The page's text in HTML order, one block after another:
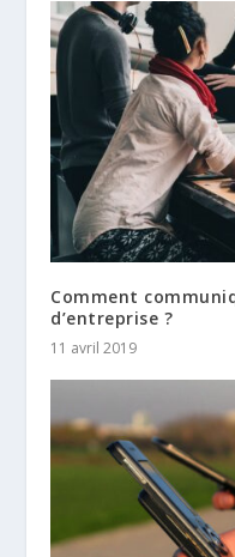
Comment
d’entreprise ?
11 avril 2019